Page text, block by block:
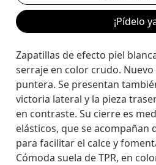
¡Pídelo
Zapatillas de efecto piel
serraje en color crudo.
puntera. Se presentan
victoria lateral y la pieza
en contraste. Su cierre es
elásticos, que se acompañan
para facilitar el calce y
Cómoda suela de TPR, en